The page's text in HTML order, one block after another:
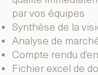
par vos équipes
Synthèse de la
Analyse de
Compte rendu
Fichier excel de